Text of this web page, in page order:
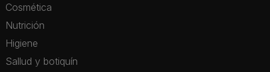
Cosmética
Nutrición
Higiene
Sallud y botiquín